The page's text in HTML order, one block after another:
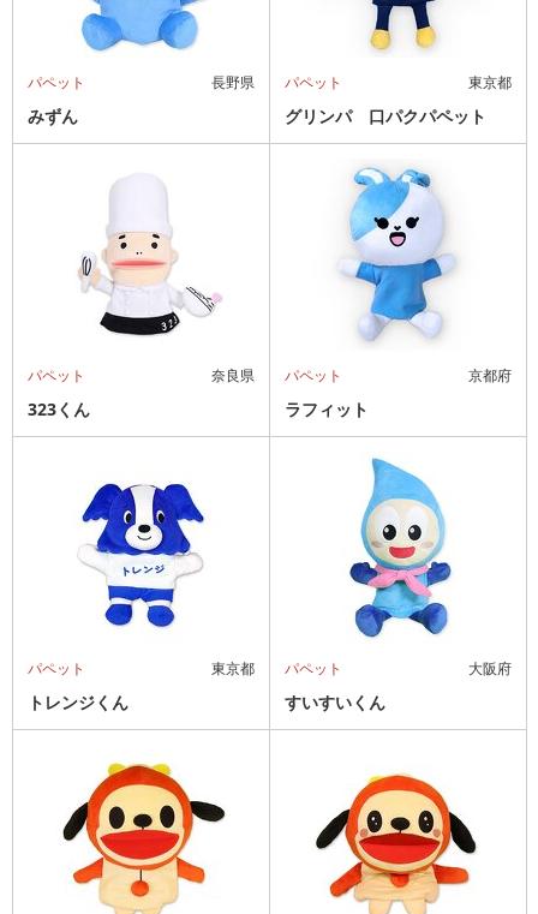
パペット 長野県
みずん
パペット 東京都
グリンパ 口パクパペット
パペット 奈良県
323くん
パペット 京都府
ラフィット
パペット 東京都
トレンジくん
パペット 大阪府
すいすいくん